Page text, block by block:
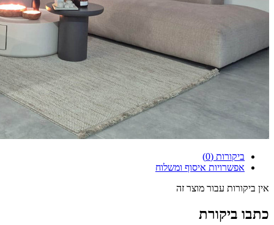
ביקורות (0)
אפשרויות איסוף ומשלוח
אין ביקורות עבור מוצר זה
כתבו ביקורת